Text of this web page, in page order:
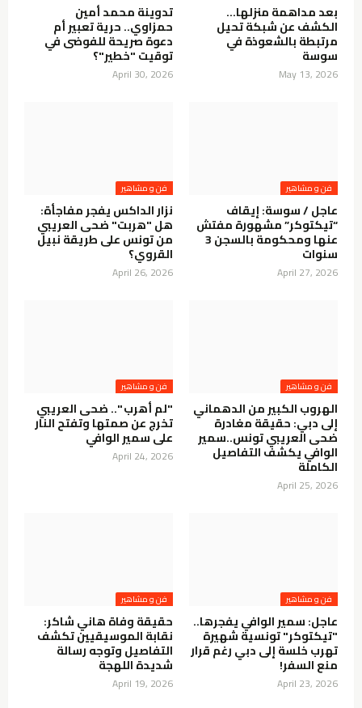
بعد مداهمة منزلها…
الكشف عن شبكة تحيل
مرتبطة بالشعوذة في
سوسة
May 13, 2026
تدوينة محمد أمين
حمزاوي.. حرية تعبير أم
دعوة صريحة للفوضى في
توقيت "خطير"؟
April 30, 2026
فن و مشاهير
عاجل / سوسة: إيقاف
“تيكتوكر” مشهورة مفتش
عنها ومحكومة بالسجن 3
سنوات
April 27, 2026
فن و مشاهير
نزار الداكس يفجر مفاجأة:
هل "هربت" ضحى العريبي
من تونس على طريقة نبيل
القروي؟
April 26, 2026
فن و مشاهير
الهروب الكبير من الدهماني
إلى دبي: حقيقة مغادرة
ضحى العريبي تونس..سمير
الوافي يكشف التفاصيل
الكاملة
April 25, 2026
فن و مشاهير
"لم أهرب ".. ضحى العريبي
تخرج عن صمتها وتفتح النار
على سمير الوافي
April 24, 2026
فن و مشاهير
عاجل: سمير الوافي يفجرها..
"تيكتوكر" تونسية شهيرة
تهرب خلسة إلى دبي رغم قرار
منع السفر!
April 23, 2026
فن و مشاهير
حقيقة وفاة هاني شاكر:
نقابة الموسيقيين تكشف
التفاصيل وتوجه رسالة
شديدة اللهجة
April 19, 2026